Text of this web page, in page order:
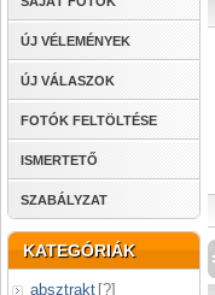
ÚJ VÉLEMÉNYEK
ÚJ VÁLASZOK
FOTÓK FELTÖLTÉSE
ISMERTETŐ
SZABÁLYZAT
KATEGÓRIÁK
absztrakt [?]